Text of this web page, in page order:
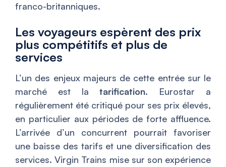
franco-britanniques.
Les voyageurs espèrent des prix
plus compétitifs et plus de
services
L’un des enjeux majeurs de cette entrée sur le
marché est latarification. Eurostar a
régulièrement été critiqué pour ses prix élevés,
en particulier aux périodes de forte affluence.
L’arrivée d’un concurrent pourrait favoriser
une baisse des tarifs et une diversification des
services. Virgin Trains mise sur son expérience